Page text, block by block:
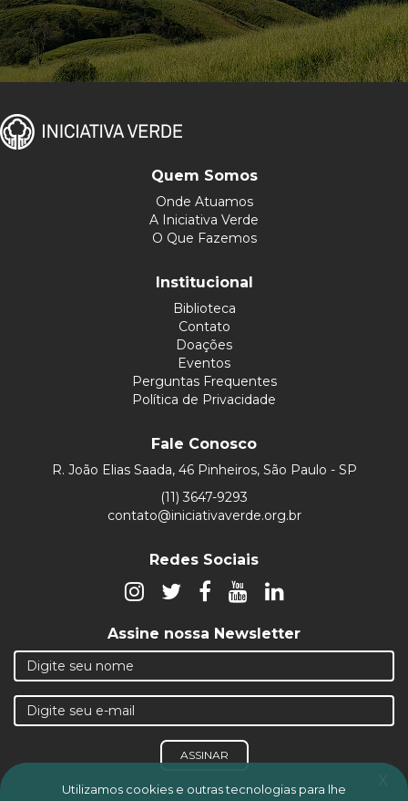
Quem Somos
Onde Atuamos
A Iniciativa Verde
O Que Fazemos
Institucional
Biblioteca
Contato
Doações
Eventos
Perguntas Frequentes
Política de Privacidade
Fale Conosco
R. João Elias Saada, 46 Pinheiros, São Paulo - SP
(11) 3647-9293
contato@iniciativaverde.org.br
Redes Sociais
Assine nossa Newsletter
ASSINAR
x
Utilizamos cookies e outras tecnologias para lhe